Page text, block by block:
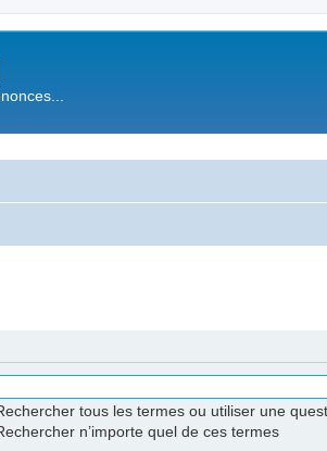
tous les termes ou utiliser une
n’importe quel de ces termes